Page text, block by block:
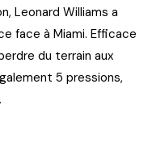
Leonard Williams a
face à Miami. Efficace
du terrain aux
5 pressions,